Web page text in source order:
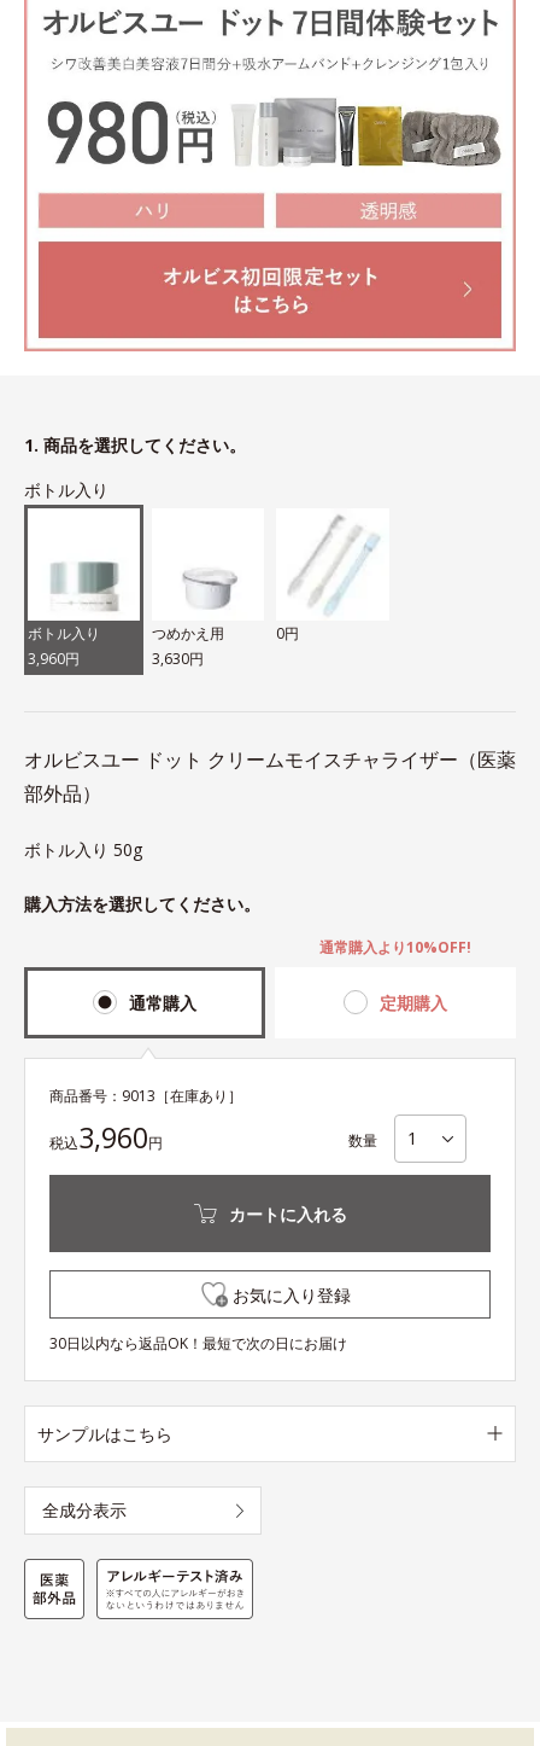
1. 商品を選択してください。
ボトル入り
ボトル入り
3,960円
つめかえ用
3,630円
0円
オルビスユー ドット クリームモイスチャライザー（医薬
部外品）
ボトル入り 50g
購入方法を選択してください。
通常購入 定期購入
通常購入より10%OFF!
商品番号： 9013 ［在庫あり］
税込3,960円 数量
カートに入れる
お気に入り登録
30日以内なら返品OK！最短で次の日にお届け
サンプルはこちら
全成分表示